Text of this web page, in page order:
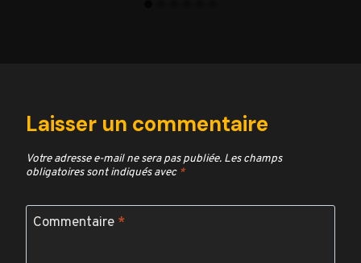
Laisser un commentaire
Votre adresse e-mail ne sera pas publiée. Les champs
obligatoires sont indiqués avec *
Commentaire *